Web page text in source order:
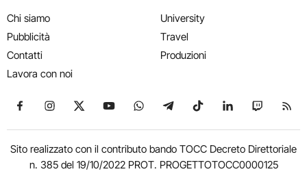
Chi siamo
Pubblicità
Contatti
Lavora con noi
University
Travel
Produzioni
Seguici su Facebook
Seguici su Instagram
Seguici su X
Seguici su YouTube
Seguici su WhatsApp
Seguici su Telegram
Seguici su TikTok
Seguici su
Seguici
Sito realizzato con il contributo bando TOCC Decreto Direttoriale
n. 385 del 19/10/2022 PROT. PROGETTOTOCC0000125